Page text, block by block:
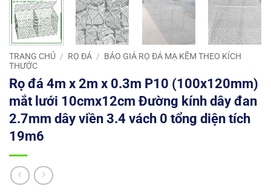
TRANG CHỦ / RỌ ĐÁ / BÁO GIÁ RỌ ĐÁ MẠ KẼM THEO KÍCH
THƯỚC
Rọ đá 4m x 2m x 0.3m P10 (100x120mm)
mắt lưới 10cmx12cm Đường kính dây đan
2.7mm dây viền 3.4 vách 0 tổng diện tích
19m6